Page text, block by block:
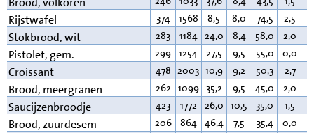
Rijstwafel 374 1568 8,5 8,0 74,5 2,5
Stokbrood, wit 283 1184 24,0 8,4 58,0 2,0
Pistolet, gem. 299 1254 27,5 9,5 55,0 0,0
Croissant 478 2003 10,9 9,2 50,3 2,7
Brood, meergranen 262 1099 35,2 9,5 45,0 2,0
Saucijzenbroodje 423 1772 26,0 10,5 35,0 1,5
Brood, zuurdesem 206 864 46,4 7,5 35,4 0,0